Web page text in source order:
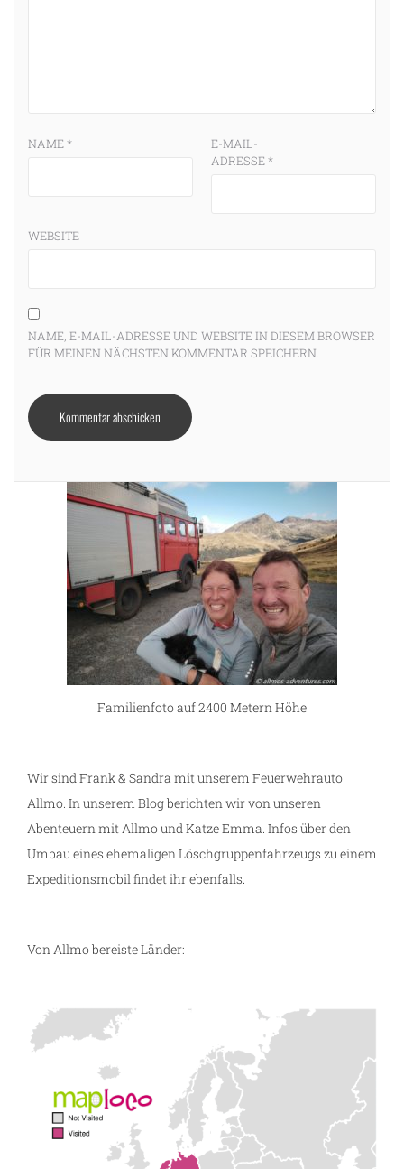
NAME*
E-MAIL-
ADRESSE*
WEBSITE
NAME, E-MAIL-ADRESSE UND WEBSITE IN DIESEM BROWSER
FÜR MEINEN NÄCHSTEN KOMMENTAR SPEICHERN.
Familienfoto auf 2400 Metern Höhe
Wir sind Frank & Sandra mit unserem Feuerwehrauto
Allmo. In unserem Blog berichten wir von unseren
Abenteuern mit Allmo und Katze Emma. Infos über den
Umbau eines ehemaligen Löschgruppenfahrzeugs zu einem
Expeditionsmobil findet ihr ebenfalls.
Von Allmo bereiste Länder: